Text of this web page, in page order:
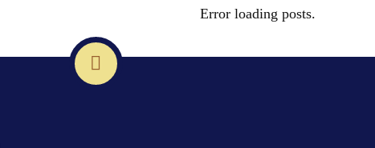
Error loading posts.